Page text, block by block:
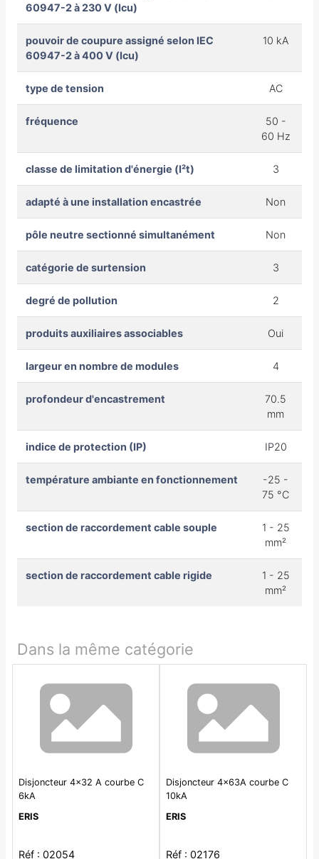
60947-2 à 230 V (Icu)
pouvoir de coupure assigné selon IEC
60947-2 à 400 V (Icu)
10 kA
type de tension AC
fréquence
50 -
60 Hz
classe de limitation d'énergie (I²t) 3
adapté à une installation encastrée Non
pôle neutre sectionné simultanément Non
catégorie de surtension 3
degré de pollution 2
produits auxiliaires associables Oui
largeur en nombre de modules 4
profondeur d'encastrement
70.5
mm
indice de protection (IP) IP20
température ambiante en fonctionnement
-25 -
75 °C
section de raccordement cable souple
1 - 25
mm²
section de raccordement cable rigide
1 - 25
mm²
Dans la même catégorie
Disjoncteur 4x32 A courbe C
6kA
ERIS
Réf : 02054
Disjoncteur 4x63A courbe C
10kA
ERIS
Réf : 02176